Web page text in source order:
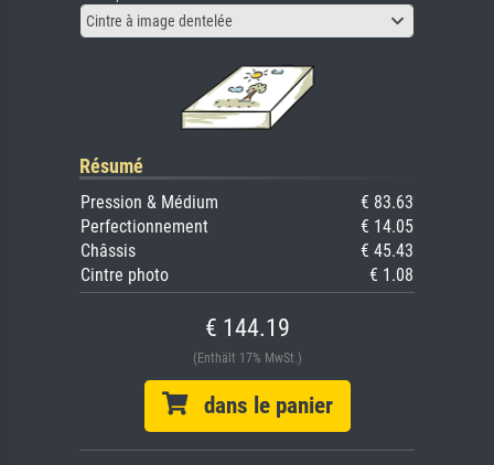
Cintre à image dentelée
Résumé
Pression & Médium
€ 83.63
Perfectionnement
€ 14.05
Châssis
€ 45.43
Cintre photo
€ 1.08
€ 144.19
(Enthält 17% MwSt.)
dans le panier